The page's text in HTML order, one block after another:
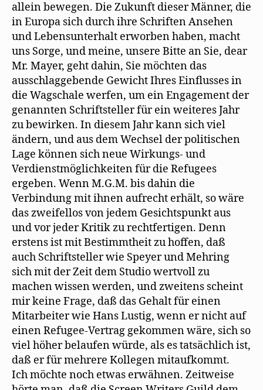
allein bewegen. Die Zukunft dieser Männer, die
in Europa sich durch ihre Schriften Ansehen
und Lebensunterhalt erworben haben, macht
uns Sorge, und meine, unsere Bitte an Sie, dear
Mr. Mayer, geht dahin, Sie möchten das
ausschlaggebende Gewicht Ihres Einflusses in
die Wagschale werfen, um ein Engagement der
genannten Schriftsteller für ein weiteres Jahr
zu bewirken. In diesem Jahr kann sich viel
ändern, und aus dem Wechsel der politischen
Lage können sich neue Wirkungs- und
Verdienstmöglichkeiten für die Refugees
ergeben. Wenn M.G.M. bis dahin die
Verbindung mit ihnen aufrecht erhält, so wäre
das zweifellos von jedem Gesichtspunkt aus
und vor jeder Kritik zu rechtfertigen. Denn
erstens ist mit Bestimmtheit zu hoffen, daß
auch Schriftsteller wie Speyer und Mehring
sich mit der Zeit dem Studio wertvoll zu
machen wissen werden, und zweitens scheint
mir keine Frage, daß das Gehalt für einen
Mitarbeiter wie Hans Lustig, wenn er nicht auf
einen Refugee-Vertrag gekommen wäre, sich so
viel höher belaufen würde, als es tatsächlich ist,
daß er für mehrere Kollegen mitaufkommt.
Ich möchte noch etwas erwähnen. Zeitweise